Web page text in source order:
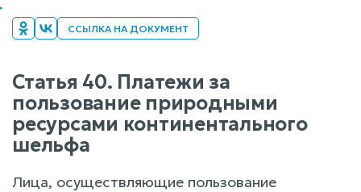
ССЫЛКА НА ДОКУМЕНТ
Статья 40. Платежи за
пользование природными
ресурсами континентального
шельфа
Лица, осуществляющие пользование